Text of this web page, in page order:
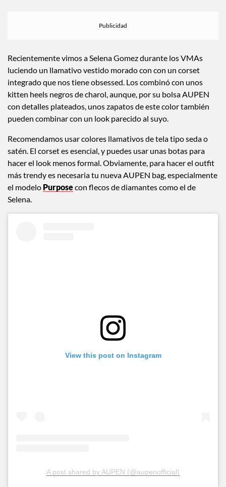
Recientemente vimos a Selena Gomez durante los VMAs
luciendo un llamativo vestido morado con con un corset
integrado que nos tiene obsessed. Los combinó con unos
kitten heels negros de charol, aunque, por su bolsa AUPEN
con detalles plateados, unos zapatos de este color también
pueden combinar con un look parecido al suyo.
Recomendamos usar colores llamativos de tela tipo seda o
satén. El corset es esencial, y puedes usar unas botas para
hacer el look menos formal. Obviamente, para hacer el outfit
más trendy es necesaria tu nueva AUPEN bag, especialmente
el modelo Purposecon flecos de diamantes como el de
Selena.
View this post on Instagram
A post shared by AUPEN (@aupenofficial)